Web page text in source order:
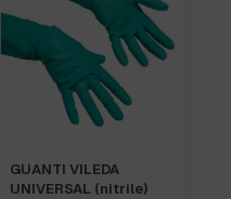
GUANTI VILEDA
UNIVERSAL (nitrile)